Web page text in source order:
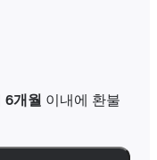
6개월 이내에 환불